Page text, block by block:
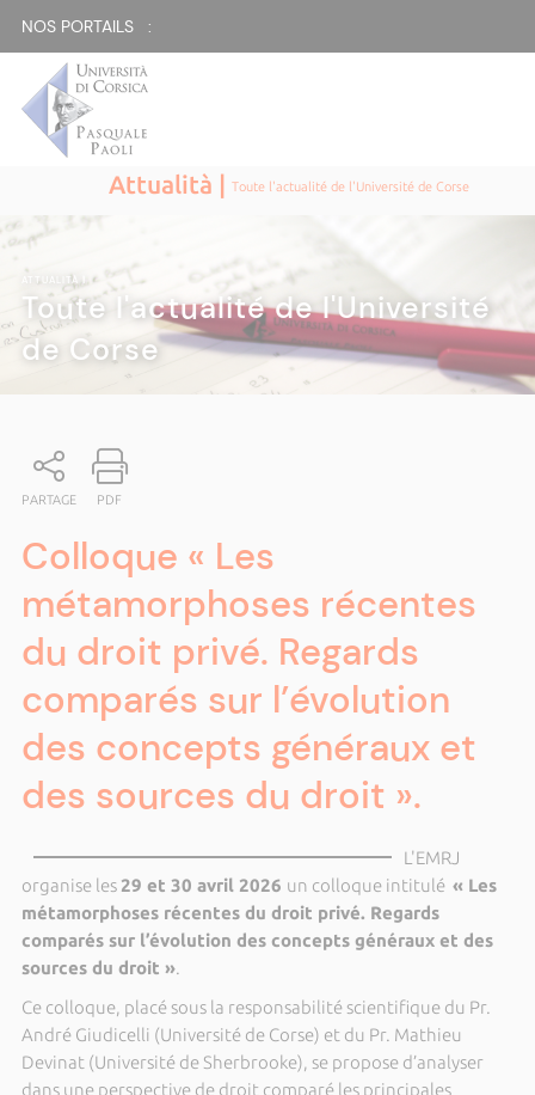
NOS PORTAILS :
Attualità |Toute l'actualité de l'Université de Corse
ATTUALITÀ|
Toute l'actualité de l'Université
de Corse
PARTAGE PDF
Colloque « Les
métamorphoses récentes
du droit privé. Regards
comparés sur l’évolution
des concepts généraux et
des sources du droit ».
L'EMRJ
organise les 29 et 30 avril 2026 un colloque intitulé « Les
métamorphoses récentes du droit privé. Regards
comparés sur l’évolution des concepts généraux et des
sources du droit ».
Ce colloque, placé sous la responsabilité scientifique du Pr.
André Giudicelli (Université de Corse) et du Pr. Mathieu
Devinat (Université de Sherbrooke), se propose d’analyser
dans une perspective de droit comparé les principales